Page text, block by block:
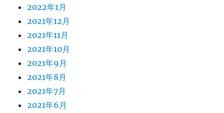
2022年1月
2021年12月
2021年11月
2021年10月
2021年9月
2021年8月
2021年7月
2021年6月